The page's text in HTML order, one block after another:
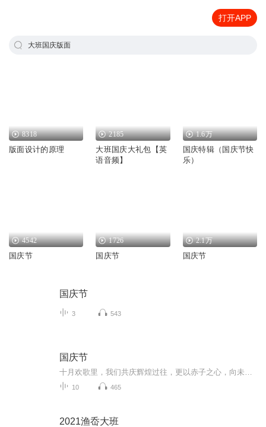
打开APP
大班国庆版面
8318
版面设计的原理
2185
大班国庆大礼包【英
语音频】
1.6万
国庆特辑（国庆节快
乐）
4542
国庆节
1726
国庆节
2.1万
国庆节
国庆节
3 543
国庆节
10 465
2021渔岙大班